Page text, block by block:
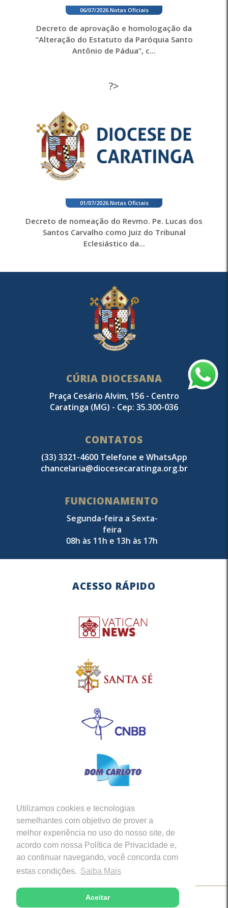
Utilizamos cookies e tecnologias
semelhantes com objetivo de prover a
melhor experiência no uso do nosso site, de
acordo com nossa Política de Privacidade e,
ao continuar navegando, você concorda com
estas condições. Saiba Mais
Aceitar
06/07/2026. Notas Oficiais
Decreto de aprovação e homologação da
“Alteração do Estatuto da Paróquia Santo
Antônio de Pádua”, c...
?>
01/07/2026. Notas Oficiais
Decreto de nomeação do Revmo. Pe. Lucas dos
Santos Carvalho como Juiz do Tribunal
Eclesiástico da...
CÚRIA DIOCESANA
Praça Cesário Alvim, 156 - Centro
Caratinga (MG) - Cep: 35.300-036
CONTATOS
(33) 3321-4600 Telefone e WhatsApp
chancelaria@diocesecaratinga.org.br
FUNCIONAMENTO
Segunda-feira a Sexta-
feira
08h às 11h e 13h às 17h
ACESSO RÁPIDO
Siga-nos em nossas Redes Sociais
Copyright © 2026 - Diocese de Caratinga (MG)